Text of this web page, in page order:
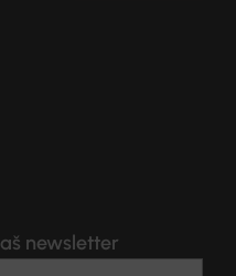
newsletter